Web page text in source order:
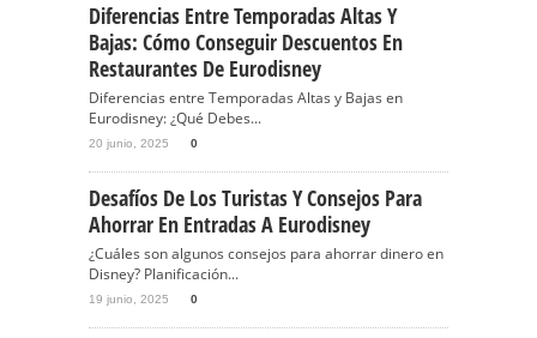
Diferencias Entre Temporadas Altas Y
Bajas: Cómo Conseguir Descuentos En
Restaurantes De Eurodisney
Diferencias entre Temporadas Altas y Bajas en
Eurodisney: ¿Qué Debes...
20 junio, 2025 0
Desafíos De Los Turistas Y Consejos Para
Ahorrar En Entradas A Eurodisney
¿Cuáles son algunos consejos para ahorrar dinero en
Disney? Planificación...
19 junio, 2025 0